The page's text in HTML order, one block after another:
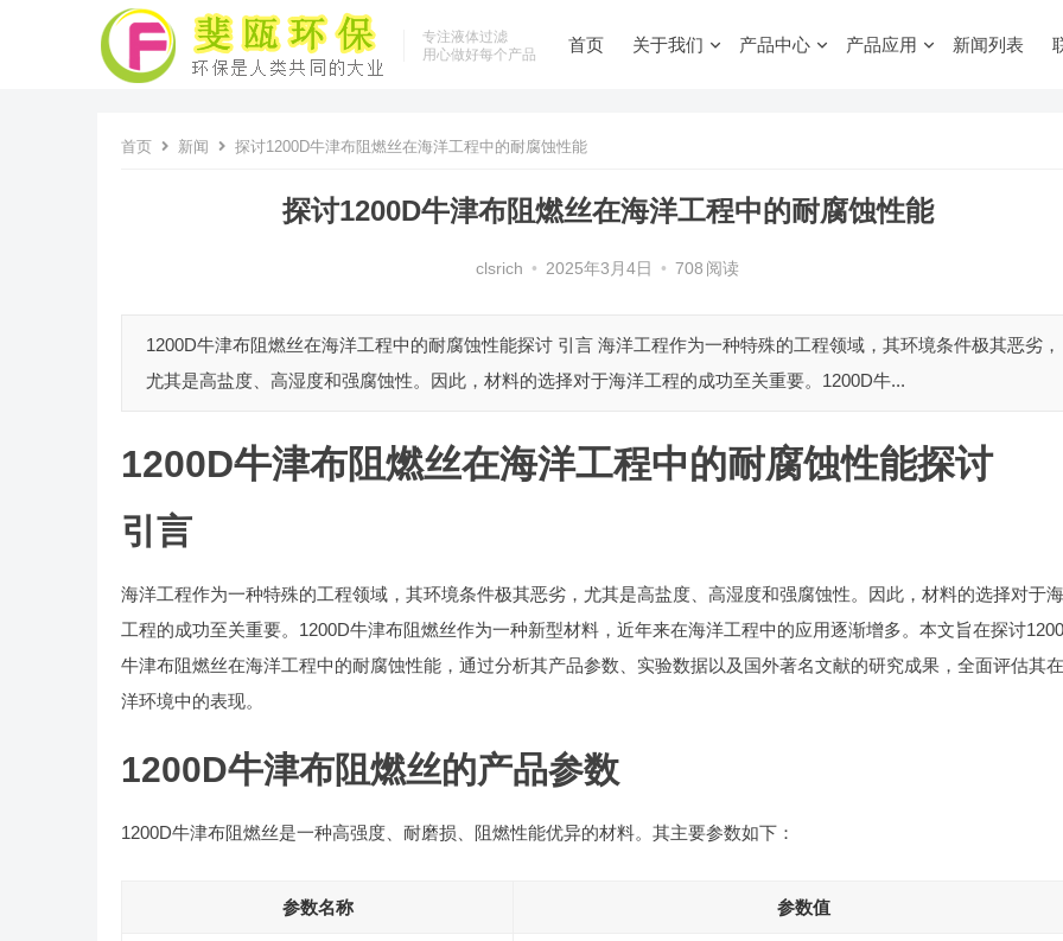
专注液体过滤
用心做好每个产品
首页 关于我们 产品中心 产品应用 新闻列表
首页 新闻 探讨1200D牛津布阻燃丝在海洋工程中的耐腐蚀性能
探讨1200D牛津布阻燃丝在海洋工程中的耐腐蚀性能
clsrich • 2025年3月4日 • 708 阅读
1200D牛津布阻燃丝在海洋工程中的耐腐蚀性能探讨 引言 海洋工程作为一种特殊的工程领域，其环境条件极其恶劣，
尤其是高盐度、高湿度和强腐蚀性。因此，材料的选择对于海洋工程的成功至关重要。1200D牛...
1200D牛津布阻燃丝在海洋工程中的耐腐蚀性能探讨
引言
海洋工程作为一种特殊的工程领域，其环境条件极其恶劣，尤其是高盐度、高湿度和强腐蚀性。因此，材料的选择对于
工程的成功至关重要。1200D牛津布阻燃丝作为一种新型材料，近年来在海洋工程中的应用逐渐增多。本文旨在探讨
牛津布阻燃丝在海洋工程中的耐腐蚀性能，通过分析其产品参数、实验数据以及国外著名文献的研究成果，全面评估其
洋环境中的表现。
1200D牛津布阻燃丝的产品参数
1200D牛津布阻燃丝是一种高强度、耐磨损、阻燃性能优异的材料。其主要参数如下：
参数名称 参数值